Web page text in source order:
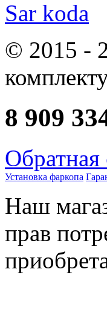
Sar koda
© 2015 -
8 909
Обратная
Установка фаркопа
Наш
прав